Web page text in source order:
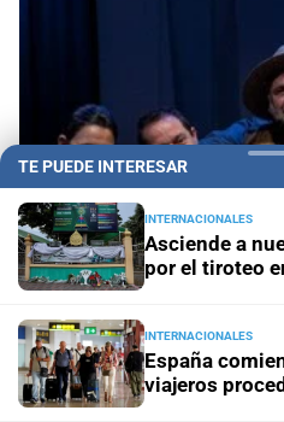
"Segundo Cielo": una obra
memoria y los fantasmas
TE PUEDE INTERESAR
INTERNACIONALES
Asciende a
por el tiroteo
INTERNACIONALES
España
viajeros